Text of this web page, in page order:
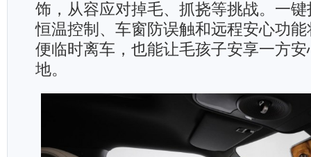
饰，从容应对掉毛、抓挠等挑战。一
恒温控制、车窗防误触和远程安心功
便临时离车，也能让毛孩子安享一方
地。